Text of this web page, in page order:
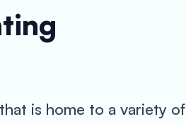
is home to a variety of